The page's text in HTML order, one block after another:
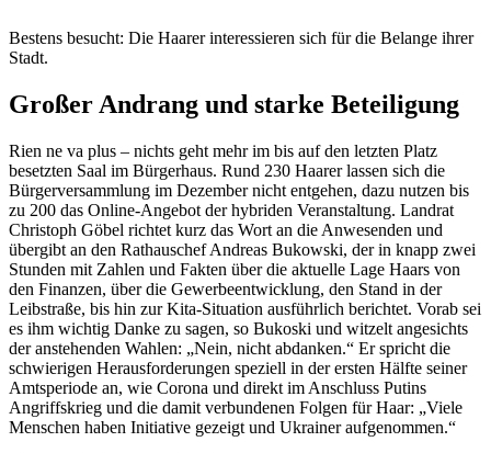
Bestens besucht: Die Haarer interessieren sich für die Belange ihrer
Stadt.
Großer Andrang und starke Beteiligung
Rien ne va plus – nichts geht mehr im bis auf den letzten Platz
besetzten Saal im Bürgerhaus. Rund 230 Haarer lassen sich die
Bürgerversammlung im Dezember nicht entgehen, dazu nutzen bis
zu 200 das Online-Angebot der hybriden Veranstaltung. Landrat
Christoph Göbel richtet kurz das Wort an die Anwesenden und
übergibt an den Rathauschef Andreas Bukowski, der in knapp zwei
Stunden mit Zahlen und Fakten über die aktuelle Lage Haars von
den Finanzen, über die Gewerbeentwicklung, den Stand in der
Leibstraße, bis hin zur Kita-Situation ausführlich berichtet. Vorab sei
es ihm wichtig Danke zu sagen, so Bukoski und witzelt angesichts
der anstehenden Wahlen: „Nein, nicht abdanken.“ Er spricht die
schwierigen Herausforderungen speziell in der ersten Hälfte seiner
Amtsperiode an, wie Corona und direkt im Anschluss Putins
Angriffskrieg und die damit verbundenen Folgen für Haar: „Viele
Menschen haben Initiative gezeigt und Ukrainer aufgenommen.“